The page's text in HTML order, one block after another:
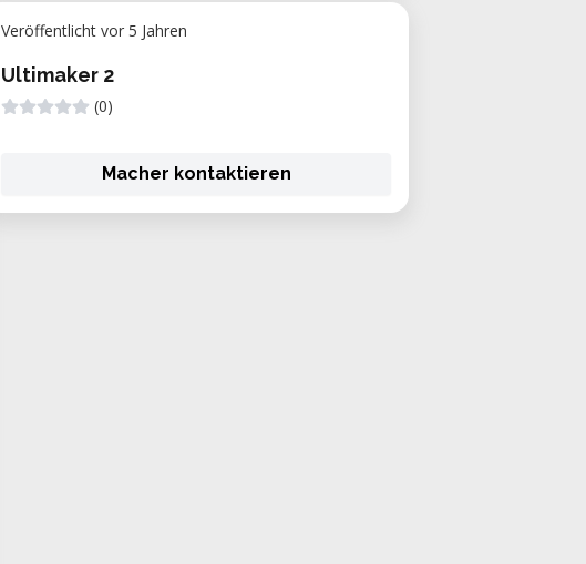
Veröffentlicht vor 5 Jahren
Ultimaker 2
(0)
Macher kontaktieren